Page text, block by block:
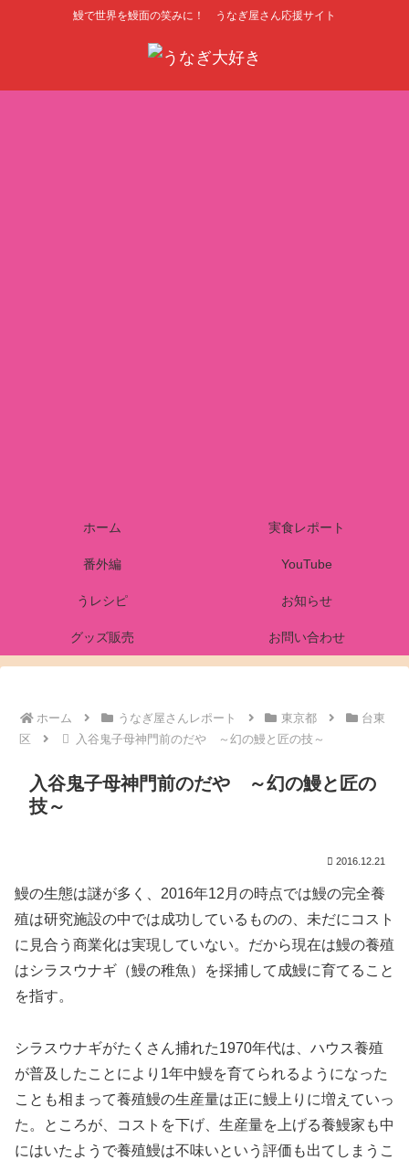
鰻で世界を鰻面の笑みに！ うなぎ屋さん応援サイト
ホーム 実食レポート
番外編 YouTube
うレシピ お知らせ
グッズ販売 お問い合わせ
ホーム うなぎ屋さんレポート 東京都
台東
区
入谷鬼子母神門前のだや ～幻の鰻と匠の技～
入谷鬼子母神門前のだや ～幻の鰻と匠の
技～
2016.12.21
鰻の生態は謎が多く、2016年12月の時点では鰻の完全養
殖は研究施設の中では成功しているものの、未だにコスト
に見合う商業化は実現していない。だから現在は鰻の養殖
はシラスウナギ（鰻の稚魚）を採捕して成鰻に育てること
を指す。
シラスウナギがたくさん捕れた1970年代は、ハウス養殖
が普及したことにより1年中鰻を育てられるようになった
ことも相まって養殖鰻の生産量は正に鰻上りに増えていっ
た。ところが、コストを下げ、生産量を上げる養鰻家も中
にはいたようで養殖鰻は不味いという評価も出てしまうこ